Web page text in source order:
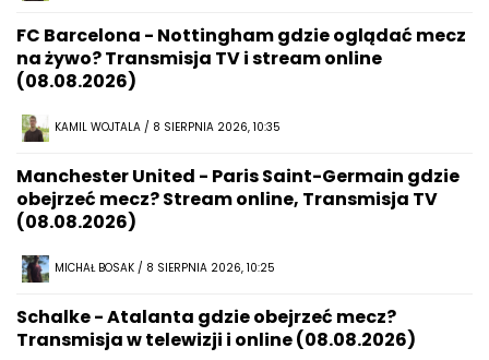
FC Barcelona - Nottingham gdzie oglądać mecz
na żywo? Transmisja TV i stream online
(08.08.2026)
KAMIL WOJTALA / 8 SIERPNIA 2026, 10:35
Manchester United - Paris Saint-Germain gdzie
obejrzeć mecz? Stream online, Transmisja TV
(08.08.2026)
MICHAŁ BOSAK / 8 SIERPNIA 2026, 10:25
Schalke - Atalanta gdzie obejrzeć mecz?
Transmisja w telewizji i online (08.08.2026)